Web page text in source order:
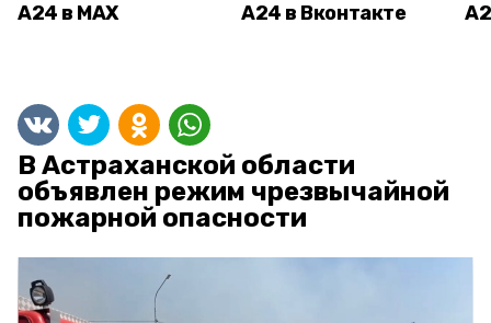
А24 в MAX А24 в Вконтакте
В Астраханской области
объявлен режим чрезвычайной
пожарной опасности